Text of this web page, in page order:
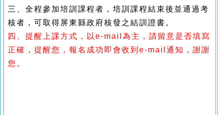
三、全程參加培訓課程者，培訓課程結束後並通過考
核者，可取得屏東縣政府核發之結訓證書。
四、提醒上課方式，以e-mail為主，請留意是否填寫
正確，提醒您，報名成功即會收到e-mail通知，謝謝
您。